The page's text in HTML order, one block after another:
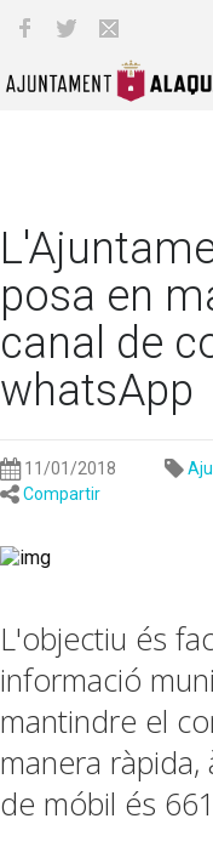
posa en
canal de
whatsApp
11/01/2018
Compartir
L'objectiu és
informació
mantindre el
manera
de móbil és